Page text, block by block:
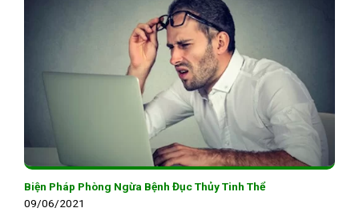
Biện Pháp Phòng Ngừa Bệnh Đục Thủy Tinh Thể
09/06/2021